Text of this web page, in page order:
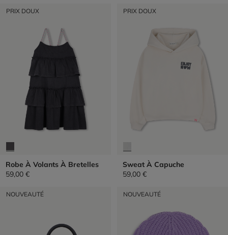
PRIX DOUX
Robe À Volants À Bretelles
59,00 €
PRIX DOUX
Sweat À Capuche
59,00 €
NOUVEAUTÉ NOUVEAUTÉ